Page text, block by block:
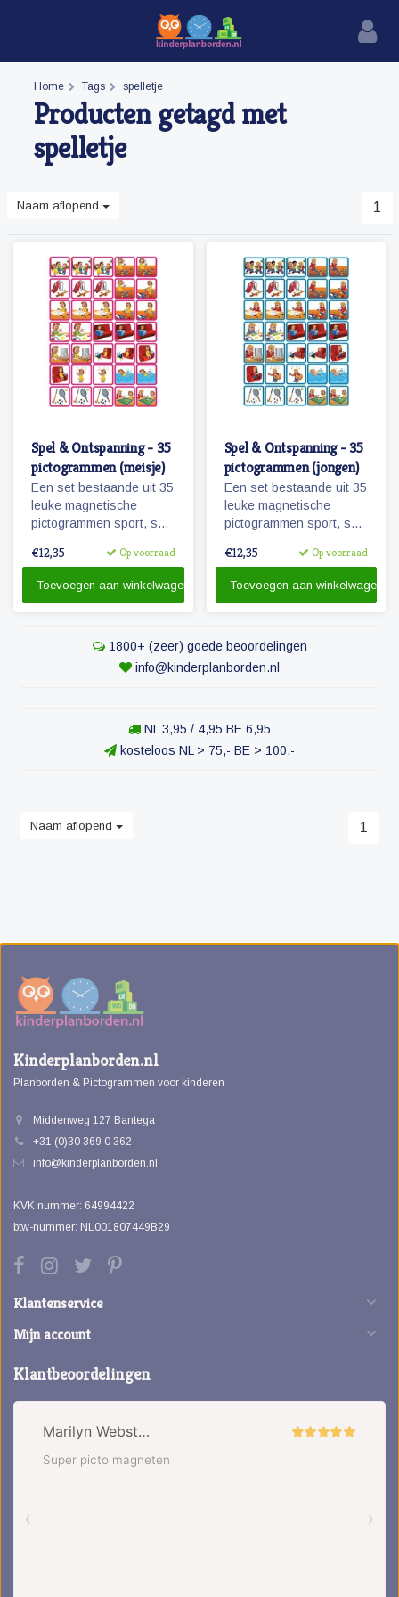
Home Tags spelletje
Producten getagd met
spelletje
Naam aflopend 1
Spel & Ontspanning - 35
pictogrammen (meisje)
Een set bestaande uit 35
leuke magnetische
pictogrammen sport, spel
Wanneer je zwemles
planbord!
€12,35 Op voorraad
Toevoegen aan winkelwagen
Spel & Ontspanning - 35
pictogrammen (jongen)
Een set bestaande uit 35
leuke magnetische
pictogrammen sport, spel
Wanneer je zwemles
planbord!
€12,35 Op voorraad
Toevoegen aan winkelwagen
1800+ (zeer) goede beoordelingen
info@kinderplanborden.nl
NL 3,95 / 4,95 BE 6,95
kosteloos NL > 75,- BE > 100,-
Naam aflopend 1
Kinderplanborden.nl
Planborden & Pictogrammen voor kinderen
Middenweg 127 Bantega
+31 (0)30 369 0 362
info@kinderplanborden.nl
KVK nummer: 64994422
btw-nummer: NL001807449B29
Klantenservice
Mijn account
Klantbeoordelingen